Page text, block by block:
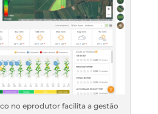
no eprodutor facilita a gestão